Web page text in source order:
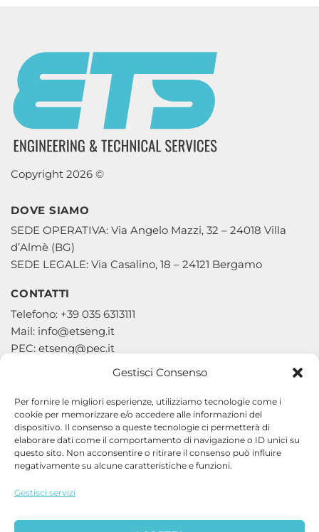
Gestisci Consenso
Per fornire le migliori esperienze, utilizziamo tecnologie come i
cookie per memorizzare e/o accedere alle informazioni del
dispositivo. Il consenso a queste tecnologie ci permetterà di
elaborare dati come il comportamento di navigazione o ID unici su
questo sito. Non acconsentire o ritirare il consenso può influire
negativamente su alcune caratteristiche e funzioni.
Gestisci servizi
Copyright 2026 ©
DOVE SIAMO
SEDE OPERATIVA: Via Angelo Mazzi, 32 – 24018 Villa
d’Almè (BG)
SEDE LEGALE: Via Casalino, 18 – 24121 Bergamo
CONTATTI
Telefono: +39 035 6313111
Mail: info@etseng.it
PEC: etseng@pec.it
Engineering and Technical Services S.p.A.
P.IVA e C.F. 02141540167
R.E.A. di Bergamo N.266066